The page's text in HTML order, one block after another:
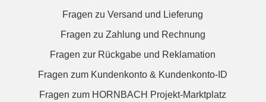
Fragen zu Versand und Lieferung
Fragen zu Zahlung und Rechnung
Fragen zur Rückgabe und Reklamation
Fragen zum Kundenkonto & Kundenkonto-ID
Fragen zum HORNBACH Projekt-Marktplatz